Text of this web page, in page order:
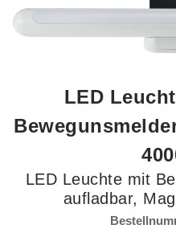
LED
LED Leuchte mit
aufladbar,